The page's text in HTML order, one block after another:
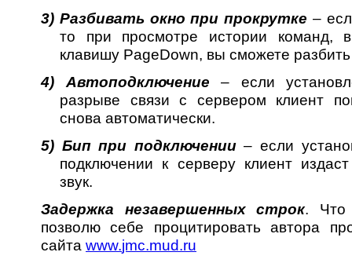
3) Разбивать окно при прокрутке –
то
при просмотре истории команд,
клавишу PageDown, вы сможете
4)
Автоподключение – если
разрыве связи с сервером клиент
снова автоматически.
5) Бип при подключении– если
подключении к серверу клиент
звук.
Задержка незавершенных строк. Что
позволю себе процитировать автора
сайта www.jmc.mud.ru